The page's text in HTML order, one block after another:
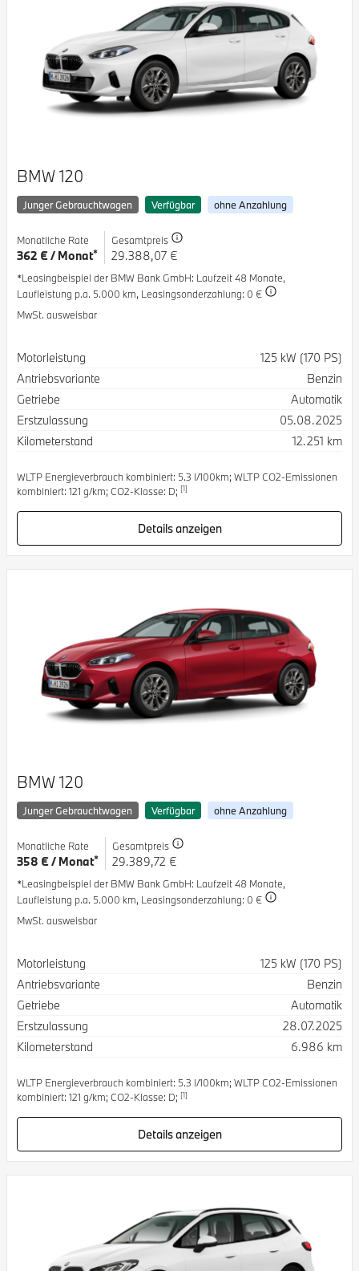
BMW 120
Junger Gebrauchtwagen Verfügbar ohne Anzahlung
Monatliche Rate
362 € / Monat*
Gesamtpreis
29.388,07 €
*Leasingbeispiel der BMW Bank GmbH: Laufzeit 48 Monate,
Laufleistung p.a. 5.000 km, Leasingsonderzahlung: 0 €
MwSt. ausweisbar
Spezifikation
Motorleistung
125 kW (170 PS)
Antriebsvariante
Benzin
Getriebe
Automatik
Erstzulassung
05.08.2025
Kilometerstand
12.251 km
WLTP Energieverbrauch kombiniert: 5.3 l/100km; WLTP CO2-Emissionen
kombiniert: 121 g/km; CO2-Klasse: D; [1]
Details anzeigen
BMW 120
Junger Gebrauchtwagen Verfügbar ohne Anzahlung
Monatliche Rate
358 € / Monat*
Gesamtpreis
29.389,72 €
*Leasingbeispiel der BMW Bank GmbH: Laufzeit 48 Monate,
Laufleistung p.a. 5.000 km, Leasingsonderzahlung: 0 €
MwSt. ausweisbar
Spezifikation
Motorleistung
125 kW (170 PS)
Antriebsvariante
Benzin
Getriebe
Automatik
Erstzulassung
28.07.2025
Kilometerstand
6.986 km
WLTP Energieverbrauch kombiniert: 5.3 l/100km; WLTP CO2-Emissionen
kombiniert: 121 g/km; CO2-Klasse: D; [1]
Details anzeigen